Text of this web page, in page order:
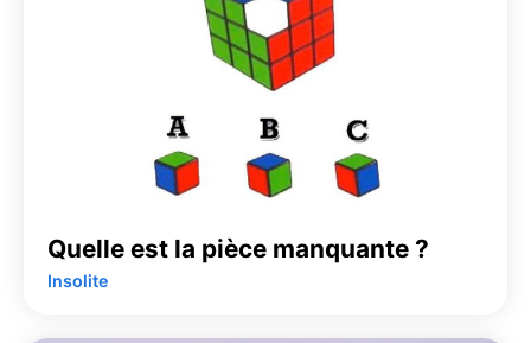
Quelle est la pièce manquante ?
Insolite